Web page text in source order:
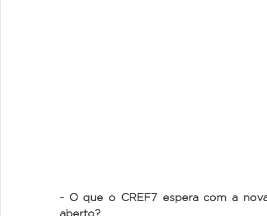
- O que o CREF7 espera com a
aberto?